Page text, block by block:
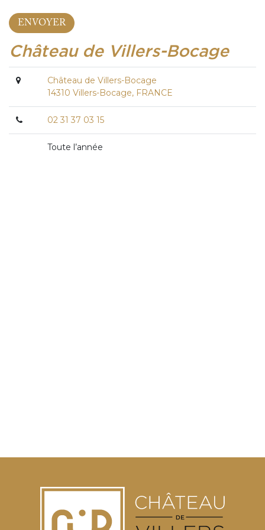
Château de Villers-Bocage
Château de Villers-Bocage
14310 Villers-Bocage, FRANCE
02 31 37 03 15
Toute l’année